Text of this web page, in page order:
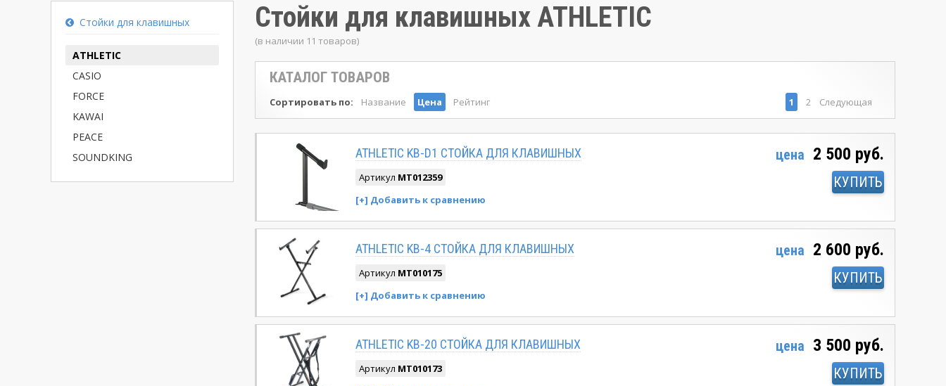
Стойки для клавишных
ATHLETIC
CASIO
FORCE
KAWAI
PEACE
SOUNDKING
Стойки для клавишных ATHLETIC
(в наличии 11 товаров)
КАТАЛОГ ТОВАРОВ
Сортировать по: Название Цена Рейтинг 1 2 Следующая
ATHLETIC KB-D1 CТОЙКА ДЛЯ КЛАВИШНЫХ
Артикул MT012359
цена 2 500 руб.
КУПИТЬ
ATHLETIC KB-4 CТОЙКА ДЛЯ КЛАВИШНЫХ
Артикул MT010175
цена 2 600 руб.
КУПИТЬ
ATHLETIC KB-20 CТОЙКА ДЛЯ КЛАВИШНЫХ
Артикул MT010173
цена 3 500 руб.
КУПИТЬ